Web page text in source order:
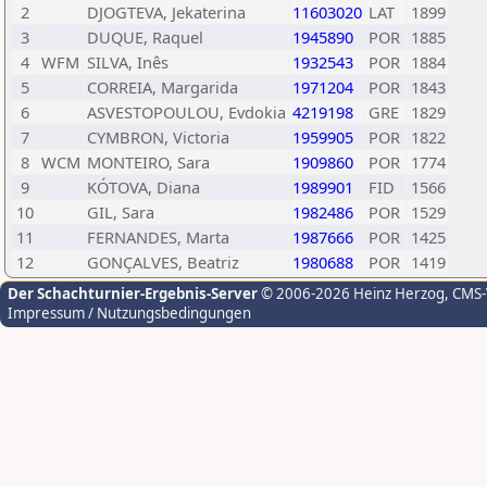
2
DJOGTEVA, Jekaterina 11603020 LAT
1899
3
DUQUE, Raquel 1945890 POR 1885
4 WFM SILVA, Inês 1932543 POR 1884
5
CORREIA, Margarida 1971204 POR 1843
6
ASVESTOPOULOU, Evdokia 4219198 GRE 1829
7
CYMBRON, Victoria 1959905 POR 1822
8 WCM MONTEIRO, Sara 1909860 POR 1774
9
KÓTOVA, Diana 1989901 FID
1566
10
GIL, Sara 1982486 POR 1529
11
FERNANDES, Marta 1987666 POR 1425
12
GONÇALVES, Beatriz 1980688 POR 1419
Der Schachturnier-Ergebnis-Server© 2006-2026 Heinz Herzog,
Impressum / Nutzungsbedingungen